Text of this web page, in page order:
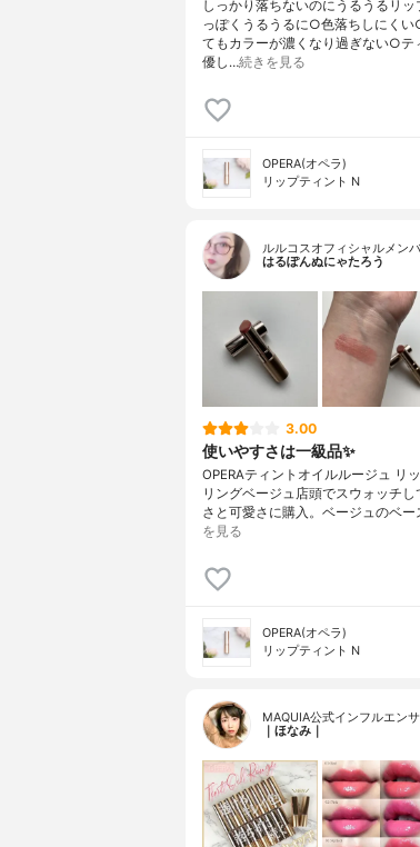
しっかり落ちないのにうるうるリ
っぽくうるうるに○色落ちしにく
てもカラーが濃くなり過ぎない○テ
優し…続きを見る
OPERA(オペラ)
リップティント N
ルルコスオフィシャルメン
はるぽんぬにゃたろう
3.00
使いやすさは一級品✨
OPERAティントオイルルージュ リ
リングベージュ店頭でスウォッチ
さと可愛さに購入。ベージュのベ
を見る
OPERA(オペラ)
リップティント N
MAQUIA公式インフルエン
｜ほなみ｜